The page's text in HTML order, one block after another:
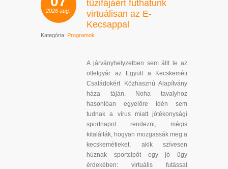
2026 aug.
tűzifájáért futhatunk
virtuálisan az E-
Kecsappal
Kategória: Programok
A járványhelyzetben sem állt le az
ötletgyár az Együtt a Kecskeméti
Családokért Közhasznú Alapítvány
háza táján. Noha tavalyhoz
hasonlóan egyelőre idén sem
tudnak a vírus miatt jótékonysági
sportnapot rendezni, mégis
kitalálták, hogyan mozgassák meg a
kecskemétieket, akik szívesen
húznak sportcipőt egy jó ügy
érdekében: virtuális futással